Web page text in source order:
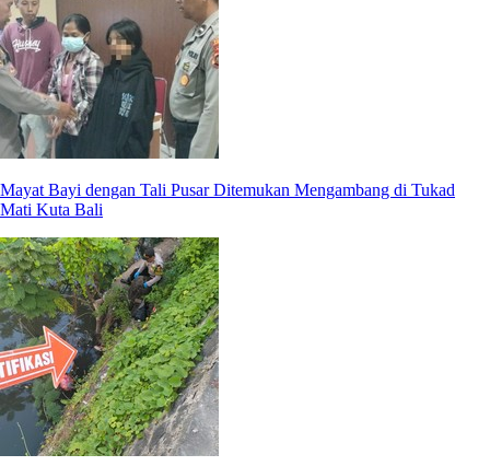
Mayat Bayi dengan Tali Pusar Ditemukan Mengambang di Tukad
Mati Kuta Bali